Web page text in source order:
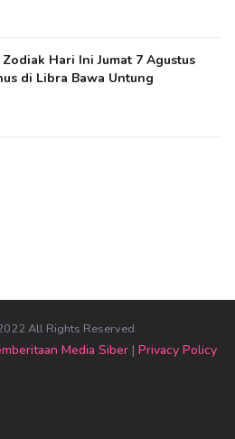
Hari Ini Jumat 7 Agustus
di Libra Bawa Untung
All Rights Reserved.
Media Siber| Privacy Policy